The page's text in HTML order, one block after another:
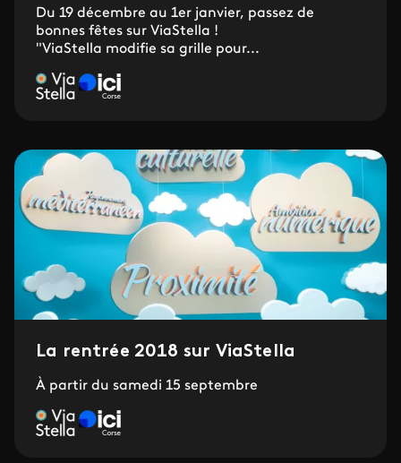
Du 19 décembre au 1er janvier, passez de
bonnes fêtes sur ViaStella !
"ViaStella modifie sa grille pour...
La rentrée 2018 sur ViaStella
À partir du samedi 15 septembre